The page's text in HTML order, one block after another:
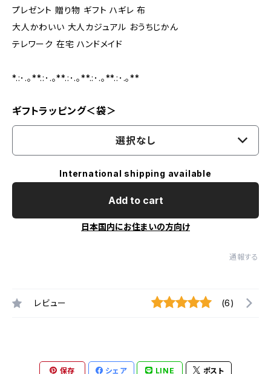
プレゼント 贈り物 ギフト ハギレ 布
大人かわいい 大人カジュアル おうちじかん
テレワーク 在宅 ハンドメイド
*.:･.｡**.:･.｡**.:･.｡**.:･.｡**.:･.｡**
ギフトラッピング＜袋＞
選択なし
International shipping available
Add to cart
日本国内にお住まいの方向け
通報する
レビュー (6)
保存 シェア LINE ポスト